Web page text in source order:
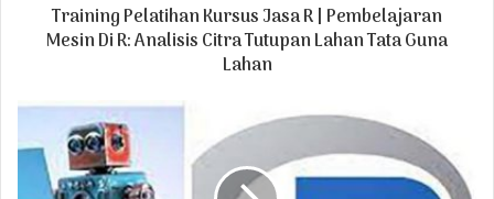
s
Training Pelatihan Kursus Jasa R | Pembelajaran
Mesin Di R: Analisis Citra Tutupan Lahan Tata Guna
Lahan